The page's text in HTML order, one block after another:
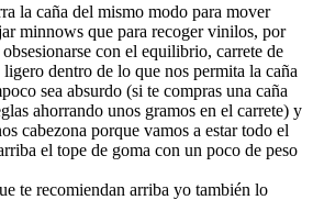
la caña del mismo modo para mover
minnows que para recoger vinilos, por
con el equilibrio, carrete de
dentro de lo que nos permita la caña
sea absurdo (si te compras una caña
ahorrando unos gramos en el carrete) y
cabezona porque vamos a estar todo el
el tope de goma con un poco de peso
te recomiendan arriba yo también lo